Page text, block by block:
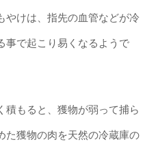
やけは、指先の血管などが冷
事で起こり易くなるようで
積もると、獲物が弱って捕ら
た獲物の肉を天然の冷蔵庫の